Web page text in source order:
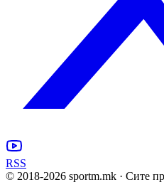
RSS
© 2018-2026 sportm.mk · Сите